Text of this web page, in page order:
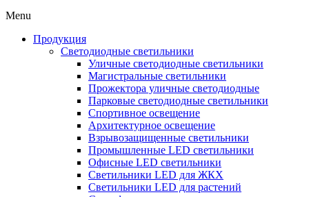
Menu
Продукция
Светодиодные светильники
Уличные светодиодные светильники
Магистральные светильники
Прожектора уличные светодиодные
Парковые светодиодные светильники
Спортивное освещение
Архитектурное освещение
Взрывозащищенные светильники
Промышленные LED светильники
Офисные LED светильники
Cветильники LED для ЖКХ
Светильники LED для растений